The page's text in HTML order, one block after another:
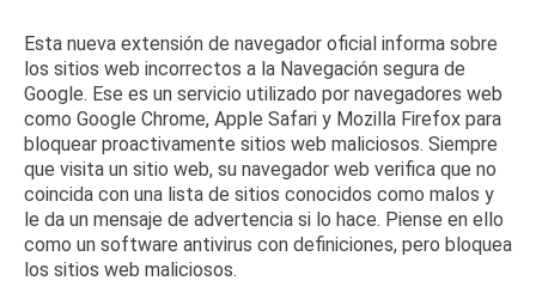
Esta nueva extensión de navegador oficial informa sobre
los sitios web incorrectos a la Navegación segura de
Google. Ese es un servicio utilizado por navegadores web
como Google Chrome, Apple Safari y Mozilla Firefox para
bloquear proactivamente sitios web maliciosos. Siempre
que visita un sitio web, su navegador web verifica que no
coincida con una lista de sitios conocidos como malos y
le da un mensaje de advertencia si lo hace. Piense en ello
como un software antivirus con definiciones, pero bloquea
los sitios web maliciosos.